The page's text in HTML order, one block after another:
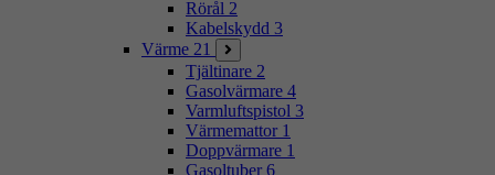
Rörål 2
Kabelskydd 3
Värme 21
Tjältinare 2
Gasolvärmare 4
Varmluftspistol 3
Värmemattor 1
Doppvärmare 1
Gasoltuber 6